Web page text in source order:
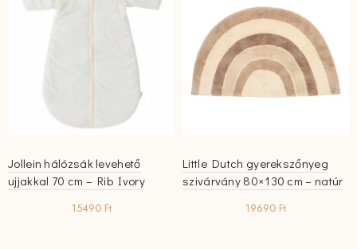
változatok
termékoldalon
választhatók
Jollein hálózsák levehető
ujjakkal 70 cm – Rib Ivory
15490 Ft
Little Dutch gyerekszőnyeg
szivárvány 80×130 cm – natúr
19690 Ft